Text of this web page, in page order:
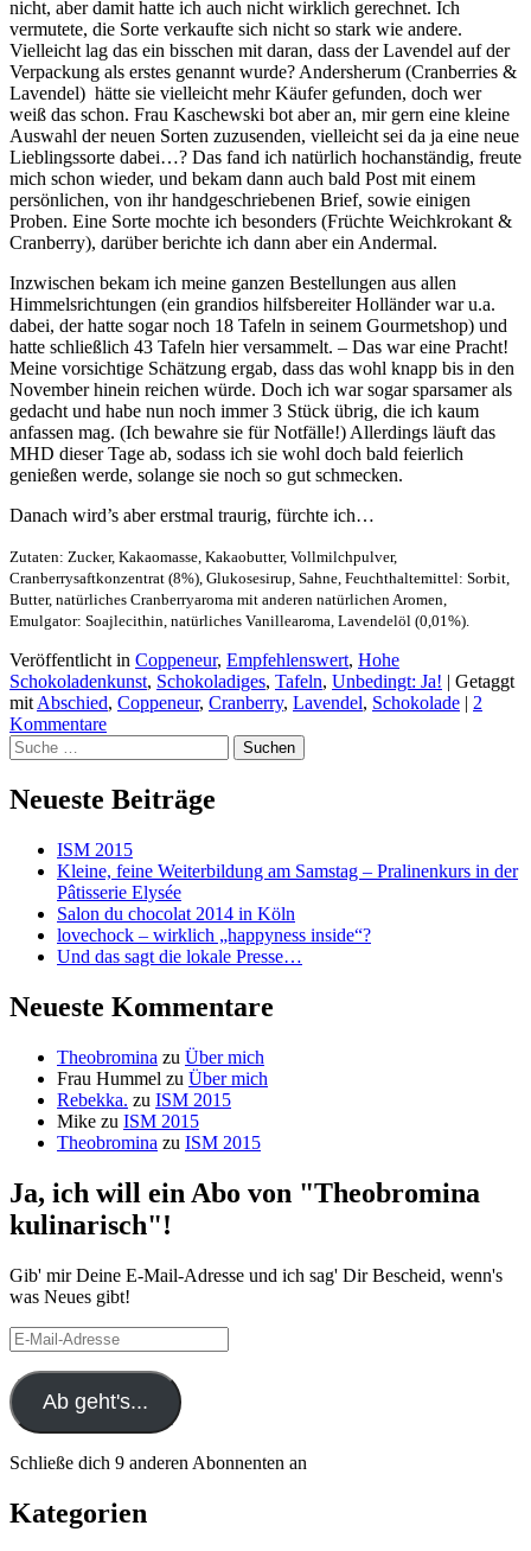
nicht, aber damit hatte ich auch nicht wirklich gerechnet. Ich
vermutete, die Sorte verkaufte sich nicht so stark wie andere.
Vielleicht lag das ein bisschen mit daran, dass der Lavendel auf der
Verpackung als erstes genannt wurde? Andersherum (Cranberries &
Lavendel) hätte sie vielleicht mehr Käufer gefunden, doch wer
weiß das schon. Frau Kaschewski bot aber an, mir gern eine kleine
Auswahl der neuen Sorten zuzusenden, vielleicht sei da ja eine neue
Lieblingssorte dabei…? Das fand ich natürlich hochanständig, freute
mich schon wieder, und bekam dann auch bald Post mit einem
persönlichen, von ihr handgeschriebenen Brief, sowie einigen
Proben. Eine Sorte mochte ich besonders (Früchte Weichkrokant &
Cranberry), darüber berichte ich dann aber ein Andermal.
Inzwischen bekam ich meine ganzen Bestellungen aus allen
Himmelsrichtungen (ein grandios hilfsbereiter Holländer war u.a.
dabei, der hatte sogar noch 18 Tafeln in seinem Gourmetshop) und
hatte schließlich 43 Tafeln hier versammelt. – Das war eine Pracht!
Meine vorsichtige Schätzung ergab, dass das wohl knapp bis in den
November hinein reichen würde. Doch ich war sogar sparsamer als
gedacht und habe nun noch immer 3 Stück übrig, die ich kaum
anfassen mag. (Ich bewahre sie für Notfälle!) Allerdings läuft das
MHD dieser Tage ab, sodass ich sie wohl doch bald feierlich
genießen werde, solange sie noch so gut schmecken.
Danach wird’s aber erstmal traurig, fürchte ich…
Zutaten: Zucker, Kakaomasse, Kakaobutter, Vollmilchpulver,
Cranberrysaftkonzentrat (8%), Glukosesirup, Sahne, Feuchthaltemittel: Sorbit,
Butter, natürliches Cranberryaroma mit anderen natürlichen Aromen,
Emulgator: Soajlecithin, natürliches Vanillearoma, Lavendelöl (0,01%).
Veröffentlicht in Coppeneur, Empfehlenswert, Hohe
Schokoladenkunst, Schokoladiges, Tafeln, Unbedingt: Ja!
Getaggt
mitAbschied, Coppeneur, Cranberry, Lavendel, Schokolade
2
Kommentare
Suchen
Neueste Beiträge
ISM 2015
Kleine, feine Weiterbildung am Samstag – Pralinenkurs in der
Pâtisserie Elysée
Salon du chocolat 2014 in Köln
lovechock – wirklich „happyness inside“?
Und das sagt die lokale Presse…
Neueste Kommentare
Theobromina zu Über mich
Frau Hummel zu Über mich
Rebekka. zu ISM 2015
Mike zu ISM 2015
Theobromina zu ISM 2015
Ja, ich will ein Abo von "Theobromina
kulinarisch"!
Gib' mir Deine E-Mail-Adresse und ich sag' Dir Bescheid, wenn's
was Neues gibt!
E-
Mail-
Adresse
Ab geht's...
Schließe dich 9 anderen Abonnenten an
Kategorien